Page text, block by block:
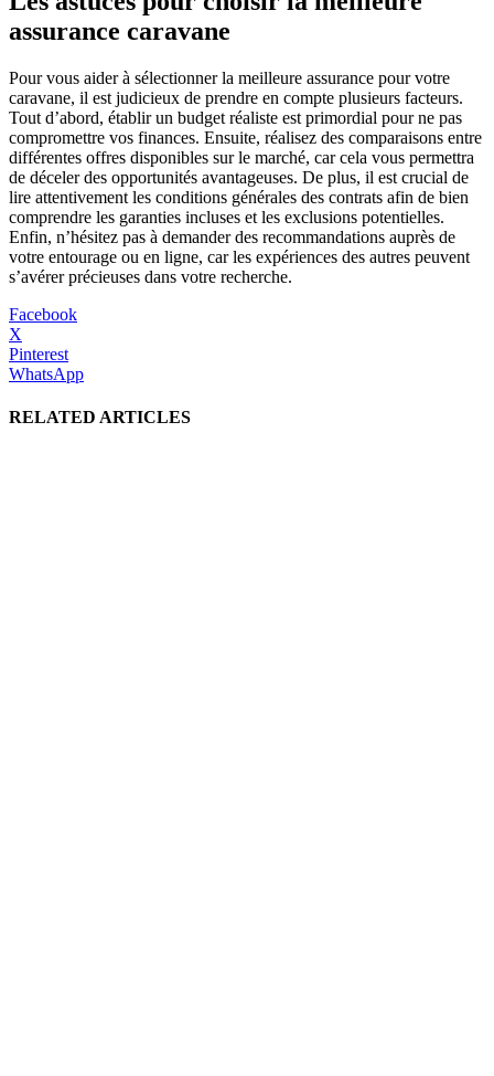
assurance caravane
Pour vous aider à sélectionner la meilleure assurance pour votre
caravane, il est judicieux de prendre en compte plusieurs facteurs.
Tout d’abord, établir un budget réaliste est primordial pour ne pas
compromettre vos finances. Ensuite, réalisez des comparaisons entre
différentes offres disponibles sur le marché, car cela vous permettra
de déceler des opportunités avantageuses. De plus, il est crucial de
lire attentivement les conditions générales des contrats afin de bien
comprendre les garanties incluses et les exclusions potentielles.
Enfin, n’hésitez pas à demander des recommandations auprès de
votre entourage ou en ligne, car les expériences des autres peuvent
s’avérer précieuses dans votre recherche.
Facebook
X
Pinterest
WhatsApp
RELATED ARTICLES